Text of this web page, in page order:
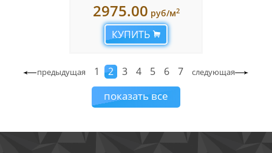
2975.00 руб/м2
КУПИТЬ
предыдущая 1 2 3 4 5 6 7 следующая
показать все